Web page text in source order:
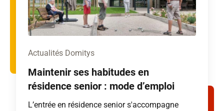
Actualités Domitys
Maintenir ses habitudes en
résidence senior : mode d’emploi
L’entrée en résidence senior s'accompagne